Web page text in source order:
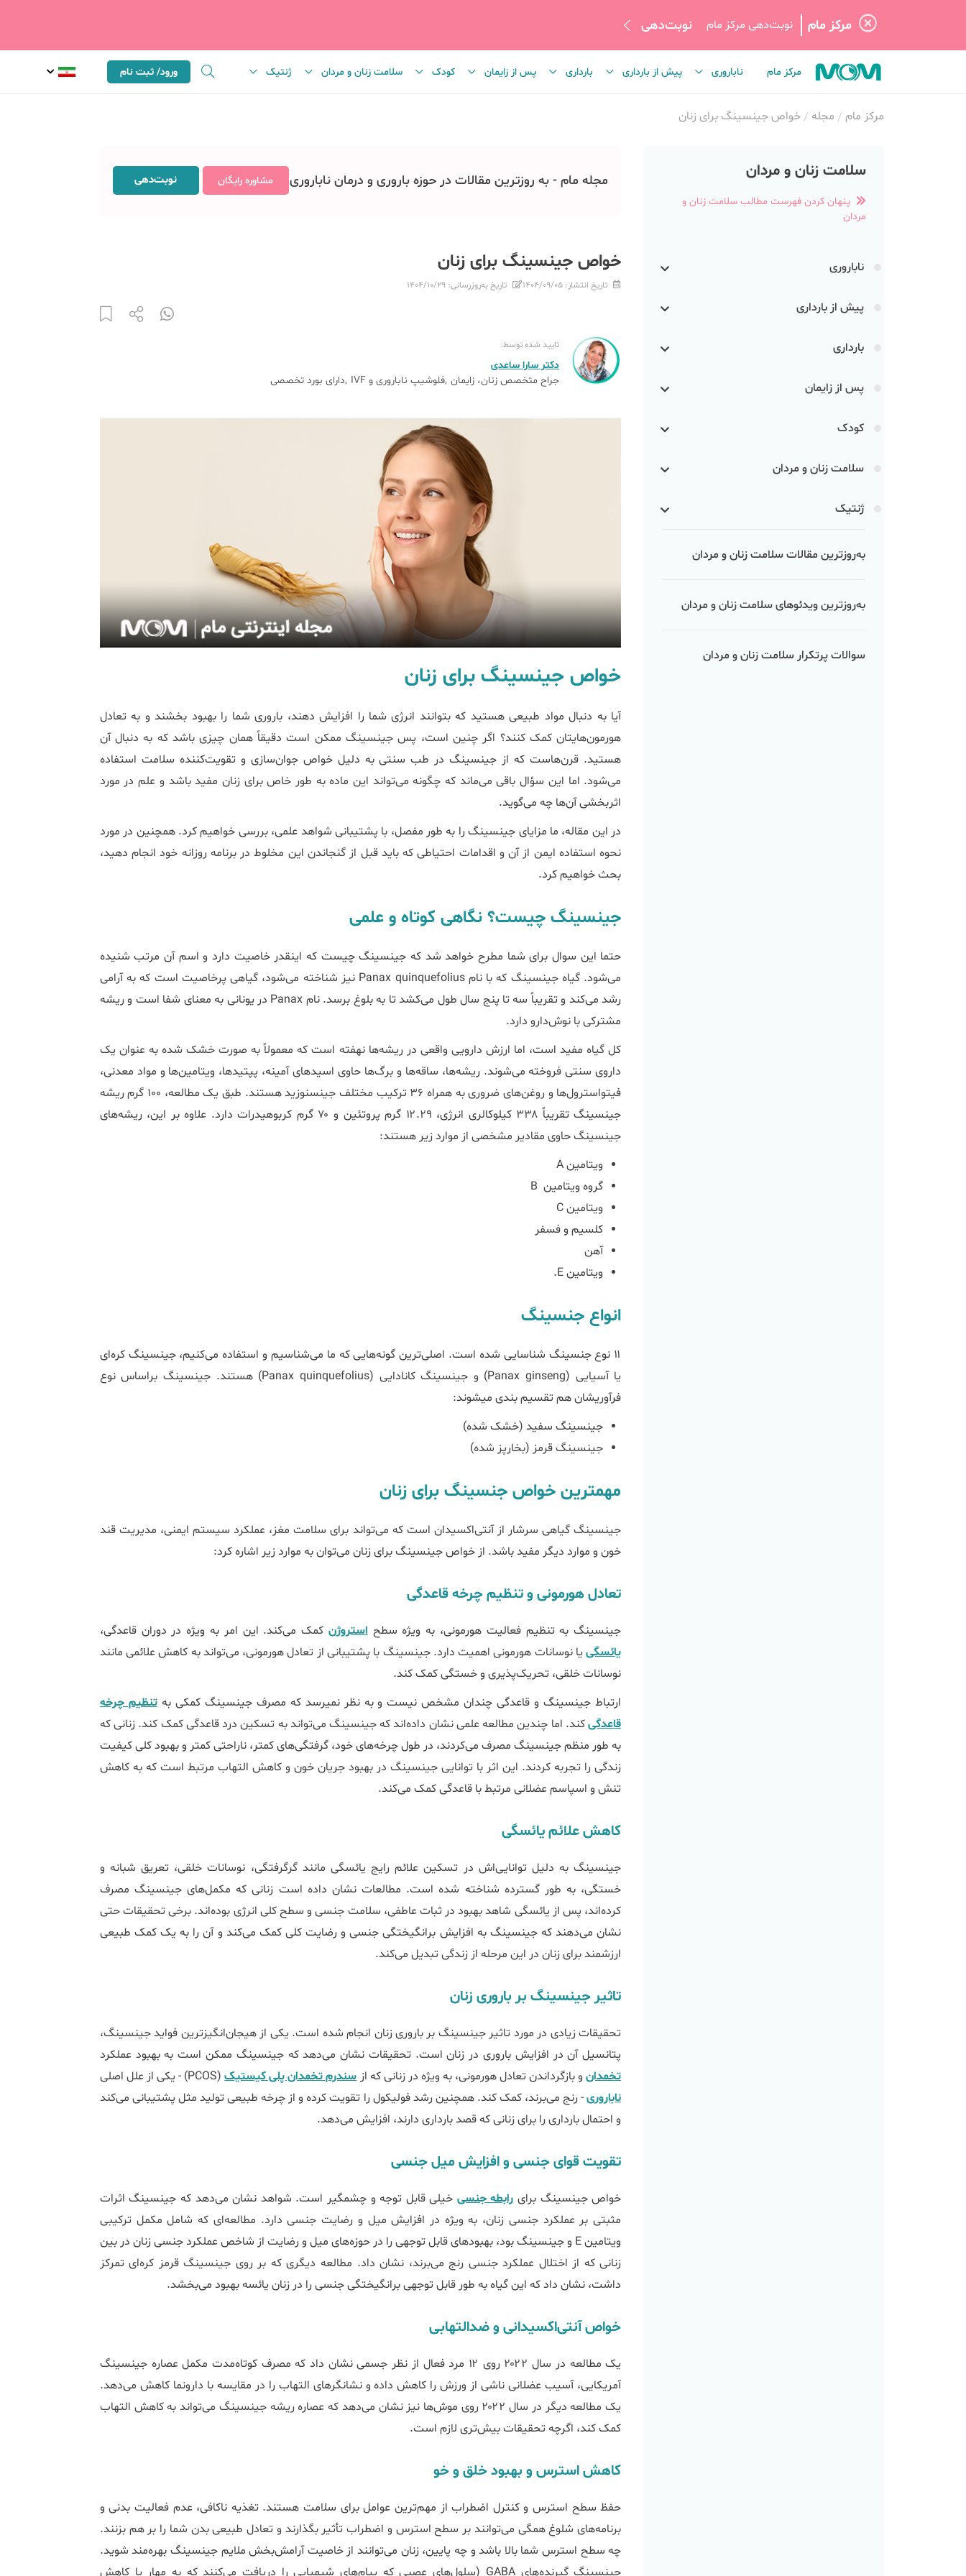
مرکز مام نوبت‌دهی مرکز مام نوبت‌دهی
مرکز مام ناباروری پیش از بارداری بارداری پس از زایمان کودک سلامت زنان و مردان ژنتیک ورود/ ثبت نام
مرکز مام مجله خواص جینسینگ برای زنان
سلامت زنان و مردان
پنهان کردن فهرست مطالب سلامت زنان و
مردان
ناباروری
پیش از بارداری
بارداری
پس از زایمان
کودک
سلامت زنان و مردان
ژنتیک
به‌روزترین مقالات سلامت زنان و مردان
به‌روزترین ویدئوهای سلامت زنان و مردان
سوالات پرتکرار سلامت زنان و مردان
مجله مام - به روزترین مقالات در حوزه باروری و درمان ناباروری مشاوره رایگان نوبت‌دهی
خواص جینسینگ برای زنان
تاریخ انتشار: ۱۴۰۴/۰۹/۰۵ تاریخ به‌روزرسانی: ۱۴۰۴/۱۰/۲۹
تایید شده توسط:
دکتر سارا ساعدی
جراح متخصص زنان، زایمان فلوشیپ ناباروری و IVF دارای بورد تخصصی
خواص جینسینگ برای زنان
آیا به دنبال مواد طبیعی هستید که بتوانند انرژی شما را افزایش دهند، باروری شما را بهبود بخشند و به تعادل
هورمون‌هایتان کمک کنند؟ اگر چنین است، پس جینسینگ ممکن است دقیقاً همان چیزی باشد که به دنبال آن
هستید. قرن‌هاست که از جینسینگ در طب سنتی به دلیل خواص جوان‌سازی و تقویت‌کننده سلامت استفاده
می‌شود. اما این سؤال باقی می‌ماند که چگونه می‌تواند این ماده به طور خاص برای زنان مفید باشد و علم در مورد
اثربخشی آن‌ها چه می‌گوید.
در این مقاله، ما مزایای جینسینگ را به طور مفصل، با پشتیبانی شواهد علمی، بررسی خواهیم کرد. همچنین در مورد
نحوه استفاده ایمن از آن و اقدامات احتیاطی که باید قبل از گنجاندن این مخلوط در برنامه روزانه خود انجام دهید،
بحث خواهیم کرد.
جینسینگ چیست؟ نگاهی کوتاه و علمی
حتما این سوال برای شما مطرح خواهد شد که جینسینگ چیست که اینقدر خاصیت دارد و اسم آن مرتب شنیده
می‌شود. گیاه جینسینگ که با نام Panax quinquefolius نیز شناخته می‌شود، گیاهی پرخاصیت است که به آرامی
رشد می‌کند و تقریباً سه تا پنج سال طول می‌کشد تا به بلوغ برسد. نام Panax در یونانی به معنای شفا است و ریشه
مشترکی با نوش‌دارو دارد.
کل گیاه مفید است، اما ارزش دارویی واقعی در ریشه‌ها نهفته است که معمولاً به صورت خشک شده به عنوان یک
داروی سنتی فروخته می‌شوند. ریشه‌ها، ساقه‌ها و برگ‌ها حاوی اسیدهای آمینه، پپتیدها، ویتامین‌ها و مواد معدنی،
فیتواسترول‌ها و روغن‌های ضروری به همراه ۳۶ ترکیب مختلف جینسنوزید هستند. طبق یک مطالعه، ۱۰۰ گرم ریشه
جینسینگ تقریباً ۳۳۸ کیلوکالری انرژی، ۱۲.۲۹ گرم پروتئین و ۷۰ گرم کربوهیدرات دارد. علاوه بر این، ریشه‌های
جینسینگ حاوی مقادیر مشخصی از موارد زیر هستند:
ویتامین A
گروه ویتامین B
ویتامین C
کلسیم و فسفر
آهن
ویتامین E.
انواع جنسینگ
۱۱ نوع جنسینگ شناسایی شده است. اصلی‌ترین گونه‌هایی که ما می‌شناسیم و استفاده می‌کنیم، جینسینگ کره‌ای
یا آسیایی (Panax ginseng) و جینسینگ کانادایی (Panax quinquefolius) هستند. جینسینگ براساس نوع
فرآوری‎شان هم تقسیم بندی می‎شوند:
جینسینگ سفید (خشک شده)
جینسینگ قرمز (بخارپز شده)
مهم‎ترین خواص جنسینگ برای زنان
جینسینگ گیاهی سرشار از آنتی‌اکسیدان است که می‌تواند برای سلامت مغز، عملکرد سیستم ایمنی، مدیریت قند
خون و موارد دیگر مفید باشد. از خواص جینسینگ برای زنان می‌توان به موارد زیر اشاره کرد:
تعادل هورمونی و تنظیم چرخه قاعدگی
جینسینگ به تنظیم فعالیت هورمونی، به ویژه سطحاستروژن کمک می‌کند. این امر به ویژه در دوران قاعدگی،
یائسگییا نوسانات هورمونی اهمیت دارد. جینسینگ با پشتیبانی از تعادل هورمونی، می‌تواند به کاهش علائمی مانند
نوسانات خلقی، تحریک‌پذیری و خستگی کمک کند.
ارتباط جینسینگ و قاعدگی چندان مشخص نیست و به نظر نمی‎رسد که مصرف جینسینگ کمکی به
تنظیم چرخه
قاعدگیکند. اما چندین مطالعه علمی نشان داده‌اند که جینسینگ می‌تواند به تسکین درد قاعدگی کمک کند. زنانی که
به طور منظم جینسینگ مصرف می‌کردند، در طول چرخه‌های خود، گرفتگی‌های کمتر، ناراحتی کمتر و بهبود کلی کیفیت
زندگی را تجربه کردند. این اثر با توانایی جینسینگ در بهبود جریان خون و کاهش التهاب مرتبط است که به کاهش
تنش و اسپاسم عضلانی مرتبط با قاعدگی کمک می‌کند.
کاهش علائم یائسگی
جینسینگ به دلیل توانایی‌اش در تسکین علائم رایج یائسگی مانند گرگرفتگی، نوسانات خلقی، تعریق شبانه و
خستگی، به طور گسترده شناخته شده است. مطالعات نشان داده است زنانی که مکمل‌های جینسینگ مصرف
کرده‌اند، پس از یائسگی شاهد بهبود در ثبات عاطفی، سلامت جنسی و سطح کلی انرژی بوده‌اند. برخی تحقیقات حتی
نشان می‌دهند که جینسینگ به افزایش برانگیختگی جنسی و رضایت کلی کمک می‌کند و آن را به یک کمک طبیعی
ارزشمند برای زنان در این مرحله از زندگی تبدیل می‌کند.
تاثیر جینسینگ بر باروری زنان
تحقیقات زیادی در مورد تاثیر جینسینگ بر باروری زنان انجام شده است. یکی از هیجان‌انگیزترین فواید جینسینگ،
پتانسیل آن در افزایش باروری در زنان است. تحقیقات نشان می‌دهد که جینسینگ ممکن است به بهبود عملکرد
تخمدانو بازگرداندن تعادل هورمونی، به ویژه در زنانی که ازسندرم تخمدان پلی‌ کیستیک(PCOS) - یکی از علل اصلی
ناباروری- رنج می‌برند، کمک کند. همچنین رشد فولیکول را تقویت کرده و از چرخه طبیعی تولید مثل پشتیبانی می‌کند
و احتمال بارداری را برای زنانی که قصد بارداری دارند، افزایش می‌دهد.
تقویت قوای جنسی و افزایش میل جنسی
خواص جینسینگ برای رابطه جنسی خیلی قابل توجه و چشمگیر است. شواهد نشان می‌دهد که جینسینگ اثرات
مثبتی بر عملکرد جنسی زنان، به ویژه در افزایش میل و رضایت جنسی دارد. مطالعه‌ای که شامل مکمل ترکیبی
ویتامین E و جینسینگ بود، بهبودهای قابل توجهی را در حوزه‌های میل و رضایت از شاخص عملکرد جنسی زنان در بین
زنانی که از اختلال عملکرد جنسی رنج می‌برند، نشان داد. مطالعه دیگری که بر روی جینسینگ قرمز کره‌ای تمرکز
داشت، نشان داد که این گیاه به طور قابل توجهی برانگیختگی جنسی را در زنان یائسه بهبود می‌بخشد.
خواص آنتی‌اکسیدانی و ضدالتهابی
یک مطالعه در سال ۲۰۲۲ روی ۱۲ مرد فعال از نظر جسمی نشان داد که مصرف کوتاه‌مدت مکمل عصاره جینسینگ
آمریکایی، آسیب عضلانی ناشی از ورزش را کاهش داده و نشانگرهای التهاب را در مقایسه با دارونما کاهش می‌دهد.
یک مطالعه دیگر در سال ۲۰۲۲ روی موش‌ها نیز نشان می‌دهد که عصاره ریشه جینسینگ می‌تواند به کاهش التهاب
کمک کند، اگرچه تحقیقات بیش‌تری لازم است.
کاهش استرس و بهبود خلق و خو
حفظ سطح استرس و کنترل اضطراب از مهم‌ترین عوامل برای سلامت هستند. تغذیه ناکافی، عدم فعالیت بدنی و
برنامه‌های شلوغ همگی می‌توانند بر سطح استرس و اضطراب تأثیر بگذارند و تعادل طبیعی بدن شما را بر هم بزنند.
چه سطح استرس شما بالا باشد و چه پایین، زنان می‌توانند از خاصیت آرامش‌بخش ملایم جینسینگ بهره‌مند شوید.
جینسینگ گیرنده‌های GABA (سلول‌های عصبی که پیام‌های شیمیایی را دریافت می‌کنند که به مهار یا کاهش